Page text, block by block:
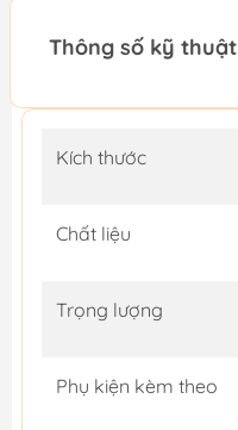
Thông số kỹ thuật
Kích thước
Chất liệu
Trọng lượng
Phụ kiện kèm theo